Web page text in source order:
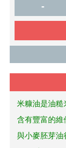
-
米糠油是油糙
含有豐富的維
與小麥胚芽油